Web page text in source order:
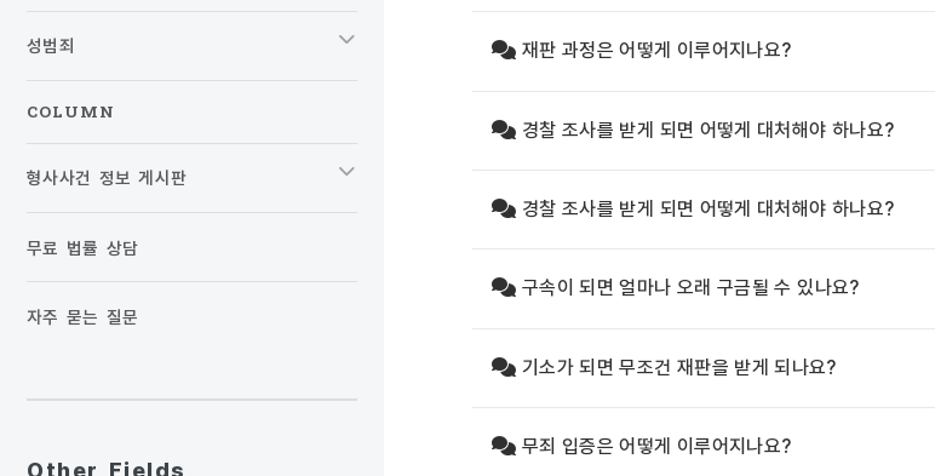
재판 과정은 어떻게 이루어지나요?
경찰 조사를 받게 되면 어떻게 대처해야 하나요?
경찰 조사를 받게 되면 어떻게 대처해야 하나요?
구속이 되면 얼마나 오래 구금될 수 있나요?
기소가 되면 무조건 재판을 받게 되나요?
무죄 입증은 어떻게 이루어지나요?
성범죄
COLUMN
형사사건 정보 게시판
무료 법률 상담
자주 묻는 질문
Other Fields